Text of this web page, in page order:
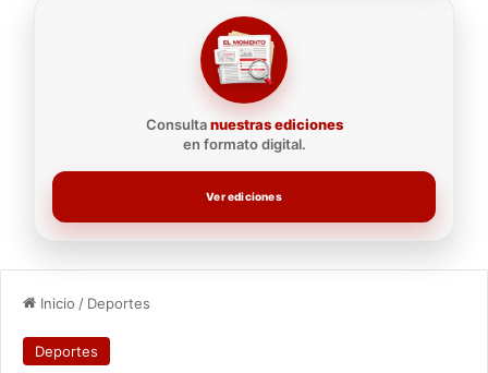
Consultanuestras ediciones
en formato digital.
Ver ediciones
Inicio / Deportes
Deportes